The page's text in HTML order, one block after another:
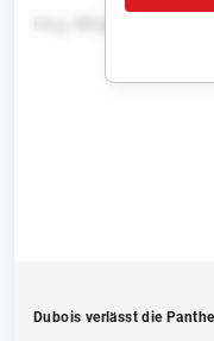
Dubois verlässt die